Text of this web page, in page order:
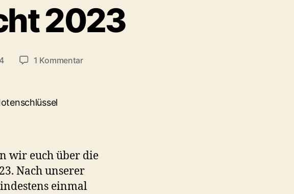
2023
1 Kommentarzu
wir euch über die
Nach unserer
einmal